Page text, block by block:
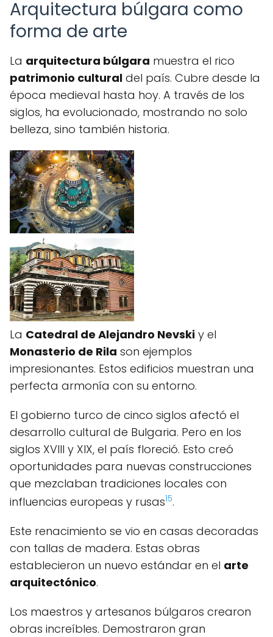
Arquitectura búlgara como
forma de arte
La arquitectura búlgara muestra el rico
patrimonio cultural del país. Cubre desde la
época medieval hasta hoy. A través de los
siglos, ha evolucionado, mostrando no solo
belleza, sino también historia.
La Catedral de Alejandro Nevski y el
Monasterio de Rila son ejemplos
impresionantes. Estos edificios muestran una
perfecta armonía con su entorno.
El gobierno turco de cinco siglos afectó el
desarrollo cultural de Bulgaria. Pero en los
siglos XVIII y XIX, el país floreció. Esto creó
oportunidades para nuevas construcciones
que mezclaban tradiciones locales con
influencias europeas y rusas15.
Este renacimiento se vio en casas decoradas
con tallas de madera. Estas obras
establecieron un nuevo estándar en el arte
arquitectónico.
Los maestros y artesanos búlgaros crearon
obras increíbles. Demostraron gran